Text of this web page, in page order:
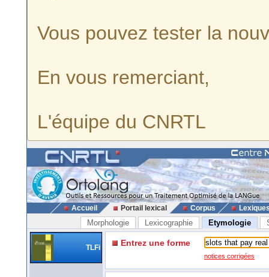
Vous pouvez tester la
En vous remerciant,
L'équipe du CNRTL
Accueil Portail lexical Corpus
Morphologie Lexicographie Etymologie
TLFi Entrez une forme
notices corrigées